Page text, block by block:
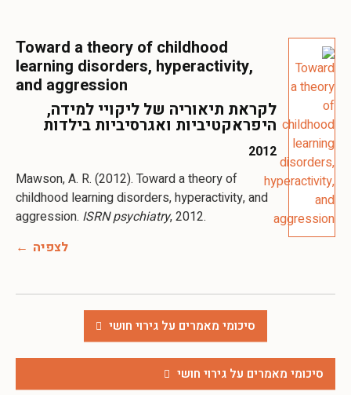
סיכומי מאמרים על גירוי חושי
Toward a theory of childhood
learning disorders, hyperactivity,
and aggression
לקראת תיאוריה של ליקויי למידה,
היפראקטיביות ואגרסיביות בילדות
2012
Mawson, A. R. (2012). Toward a theory of
childhood learning disorders, hyperactivity, and
aggression. ISRN psychiatry, 2012.
לצפיה
סיכומי מאמרים על גירוי חושי